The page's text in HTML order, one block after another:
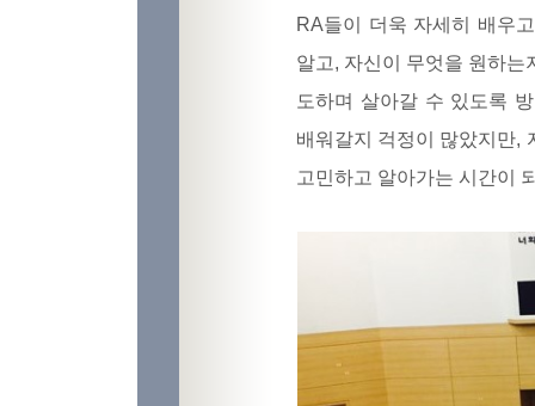
RA들이 더욱 자세히 배우
알고, 자신이 무엇을 원하
도하며 살아갈 수 있도록
배워갈지 걱정이 많았지만,
고민하고 알아가는 시간이